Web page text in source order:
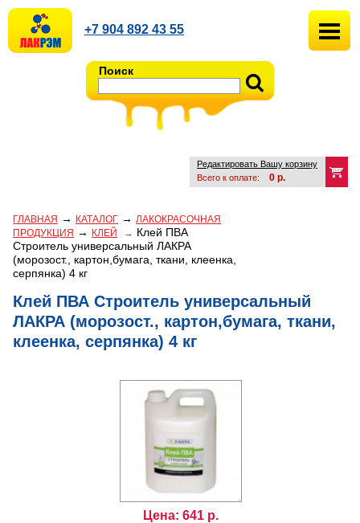
Поиск
+7 904 892 43 55
Редактировать Вашу корзину
Всего к оплате:
0 р.
ГЛАВНАЯ → КАТАЛОГ → ЛАКОКРАСОЧНАЯ
ПРОДУКЦИЯ → КЛЕЙ → Клей ПВА
Строитель универсальный ЛАКРА
(морозост., картон,бумага, ткани, клеенка,
серпянка) 4 кг
Клей ПВА Строитель универсальный
ЛАКРА (морозост., картон,бумага, ткани,
клеенка, серпянка) 4 кг
Цена: 641 р.